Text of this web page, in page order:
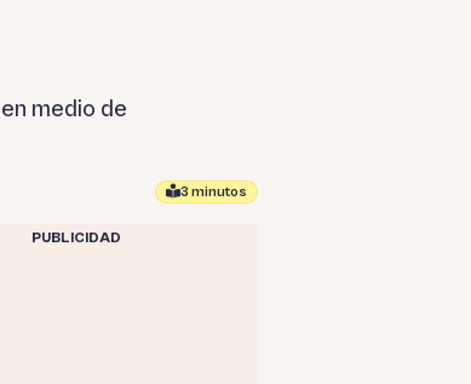
medio de
3 minutos
PUBLICIDAD